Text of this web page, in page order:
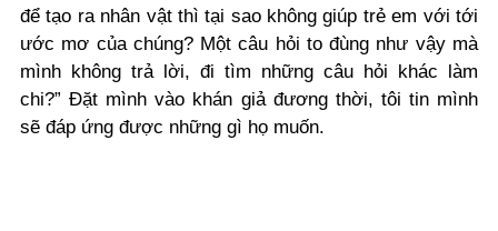
để tạo ra nhân vật thì tại sao không giúp trẻ em với tới
ước mơ của chúng? Một câu hỏi to đùng như vậy mà
mình không trả lời, đi tìm những câu hỏi khác làm
chi?” Đặt mình vào khán giả đương thời, tôi tin mình
sẽ đáp ứng được những gì họ muốn.